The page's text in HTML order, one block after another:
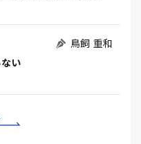
鳥飼 重和
い